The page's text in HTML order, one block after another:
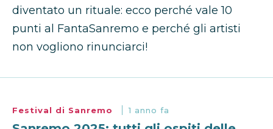
diventato un rituale: ecco perché vale 10
punti al FantaSanremo e perché gli artisti
non vogliono rinunciarci!
Festival di Sanremo 1 anno fa